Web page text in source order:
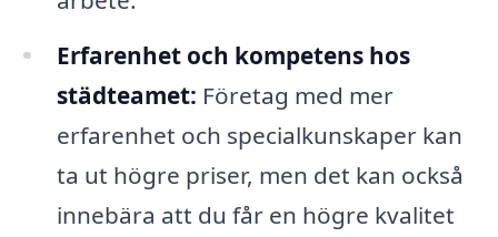
Erfarenhet och kompetens hos
städteamet: Företag med mer
erfarenhet och specialkunskaper kan
ta ut högre priser, men det kan också
innebära att du får en högre kvalitet